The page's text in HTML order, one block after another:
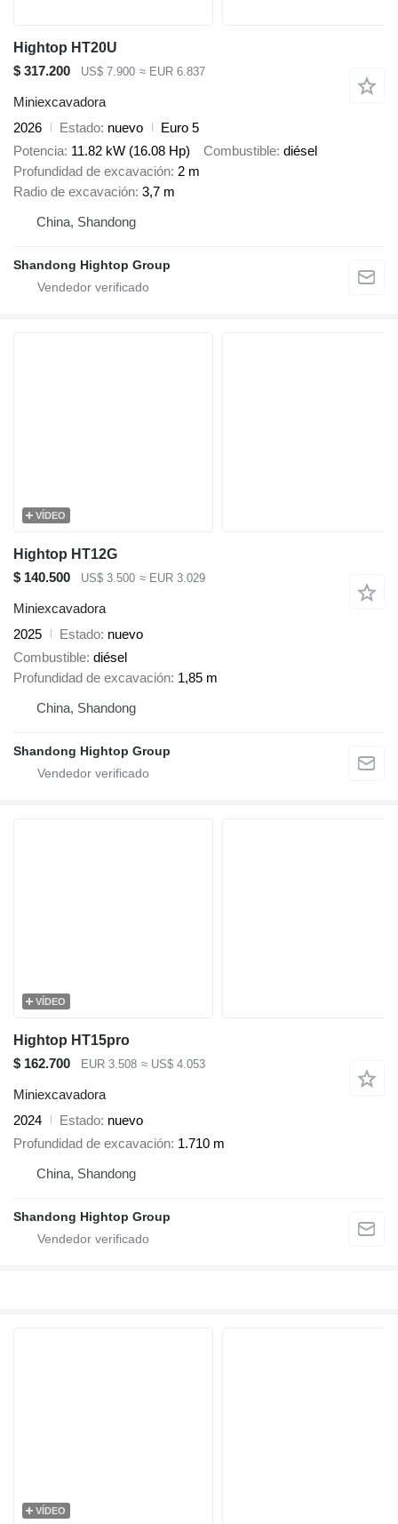
Hightop HT20U
$ 317.200
US$ 7.900 ≈ EUR 6.837
Miniexcavadora
2026
Estado nuevo
Euro 5
Potencia 11.82 kW (16.08 Hp) Combustible diésel
Profundidad de excavación 2 m
Radio de excavación 3,7 m
China, Shandong
Shandong Hightop Group
VÍDEO
Hightop HT12G
$ 140.500
US$ 3.500 ≈ EUR 3.029
Miniexcavadora
2025
Estado nuevo
Combustible diésel
Profundidad de excavación 1,85 m
China, Shandong
Shandong Hightop Group
VÍDEO
Hightop HT15pro
$ 162.700
EUR 3.508 ≈ US$ 4.053
Miniexcavadora
2024
Estado nuevo
Profundidad de excavación 1.710 m
China, Shandong
Shandong Hightop Group
VÍDEO